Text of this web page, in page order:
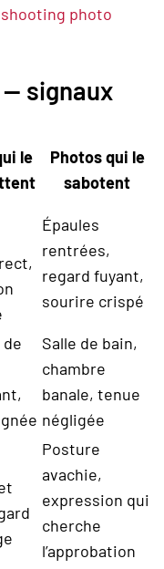
photo
signaux
le
Photos qui le
sabotent
Épaules
rentrées,
regard fuyant,
sourire crispé
Salle de bain,
chambre
banale, tenue
négligée
Posture
avachie,
expression qui
cherche
l’approbation